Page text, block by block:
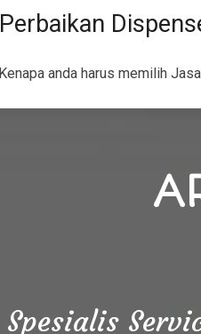
Kenapa anda harus memilih
Spesialis